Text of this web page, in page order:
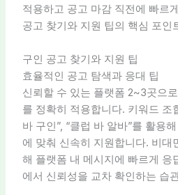
적용하고 공고 마감 직전에 빠르
공고 찾기와 지원 팁의 핵심 포인
구인 공고 찾기와 지원 팁
효율적인 공고 탐색과 응대 팁
신뢰할 수 있는 플랫폼 2~3곳으
를 정확히 적용합니다. 키워드 조
바 구인”, “클럽 바 알바”를 활용
에 맞춰 신속히 지원합니다. 비대
해 플랫폼 내 메시지에 빠르게 응
에서 신뢰성을 교차 확인하는 습